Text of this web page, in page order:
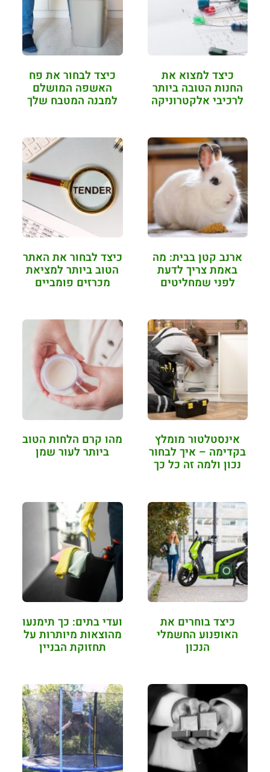
כיצד למצוא את
החנות הטובה ביותר
לרכיבי אלקטרוניקה
כיצד לבחור את פח
האשפה המושלם
למבנה המטבח שלך
ארנב קטן בבית: מה
באמת צריך לדעת
לפני שמחליטים
כיצד לבחור את האתר
הטוב ביותר למציאת
מכרזים פומביים
אינסטלטור מומלץ
בקדימה – איך לבחור
נכון ולמה זה כל כך
מהו קרם הלחות הטוב
ביותר לעור שמן
כיצד בוחרים את
האופנוע החשמלי
הנכון
ועדי בתים: כך תימנעו
מהוצאות מיותרות על
תחזוקת הבניין